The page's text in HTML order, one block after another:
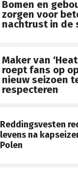
zorgen voor
nachtrust in de
roept fans op
nieuw seizoen
respecteren
levens na
Polen